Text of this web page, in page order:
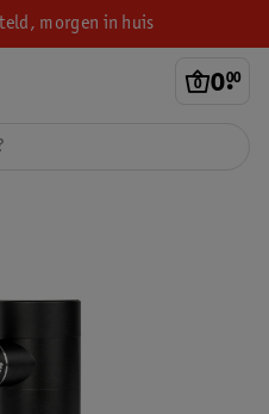
morgen in huis
0.
00